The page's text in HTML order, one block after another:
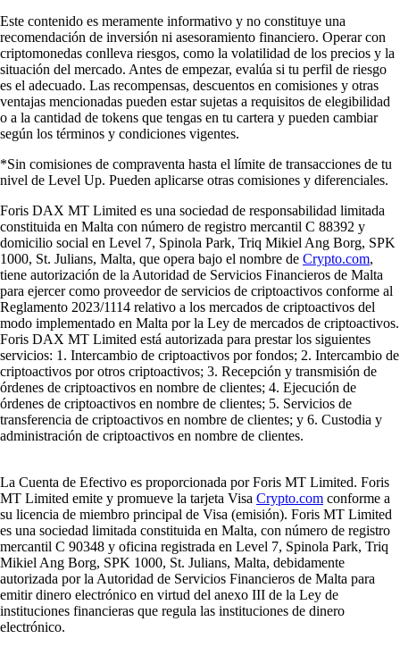
Este contenido es meramente informativo y no constituye una
recomendación de inversión ni asesoramiento financiero. Operar con
criptomonedas conlleva riesgos, como la volatilidad de los precios y la
situación del mercado. Antes de empezar, evalúa si tu perfil de riesgo
es el adecuado. Las recompensas, descuentos en comisiones y otras
ventajas mencionadas pueden estar sujetas a requisitos de elegibilidad
o a la cantidad de tokens que tengas en tu cartera y pueden cambiar
según los términos y condiciones vigentes.
*Sin comisiones de compraventa hasta el límite de transacciones de tu
nivel de Level Up. Pueden aplicarse otras comisiones y diferenciales.
Foris DAX MT Limited es una sociedad de responsabilidad limitada
constituida en Malta con número de registro mercantil C 88392 y
domicilio social en Level 7, Spinola Park, Triq Mikiel Ang Borg, SPK
1000, St. Julians, Malta, que opera bajo el nombre de Crypto.com,
tiene autorización de la Autoridad de Servicios Financieros de Malta
para ejercer como proveedor de servicios de criptoactivos conforme al
Reglamento 2023/1114 relativo a los mercados de criptoactivos del
modo implementado en Malta por la Ley de mercados de criptoactivos.
Foris DAX MT Limited está autorizada para prestar los siguientes
servicios: 1. Intercambio de criptoactivos por fondos; 2. Intercambio de
criptoactivos por otros criptoactivos; 3. Recepción y transmisión de
órdenes de criptoactivos en nombre de clientes; 4. Ejecución de
órdenes de criptoactivos en nombre de clientes; 5. Servicios de
transferencia de criptoactivos en nombre de clientes; y 6. Custodia y
administración de criptoactivos en nombre de clientes.
La Cuenta de Efectivo es proporcionada por Foris MT Limited. Foris
MT Limited emite y promueve la tarjeta Visa Crypto.com conforme a
su licencia de miembro principal de Visa (emisión). Foris MT Limited
es una sociedad limitada constituida en Malta, con número de registro
mercantil C 90348 y oficina registrada en Level 7, Spinola Park, Triq
Mikiel Ang Borg, SPK 1000, St. Julians, Malta, debidamente
autorizada por la Autoridad de Servicios Financieros de Malta para
emitir dinero electrónico en virtud del anexo III de la Ley de
instituciones financieras que regula las instituciones de dinero
electrónico.